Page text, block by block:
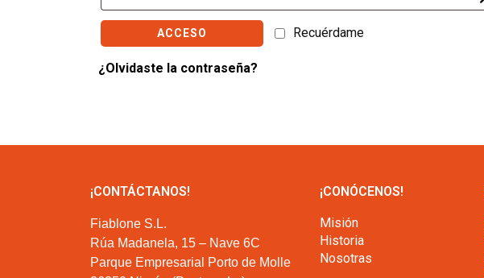
Recuérdame
ACCESO
¿Olvidaste la contraseña?
¡CONTÁCTANOS!
Fiablone S.L.
Rúa Madanela, 15 – Nave 6C
Parque Empresarial Porto de Molle
¡CONÓCENOS!
Misión
Historia
Nosotras